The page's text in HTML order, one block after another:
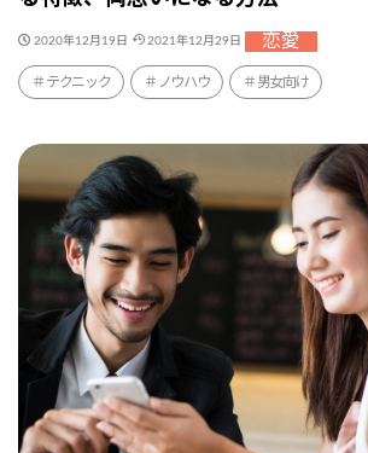
2020年12月19日 2021年12月29日 恋愛
テクニック ノウハウ 男女向け